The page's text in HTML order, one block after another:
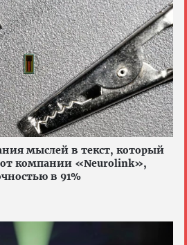
мыслей в текст, который
компании «Neurolink»,
в 91%